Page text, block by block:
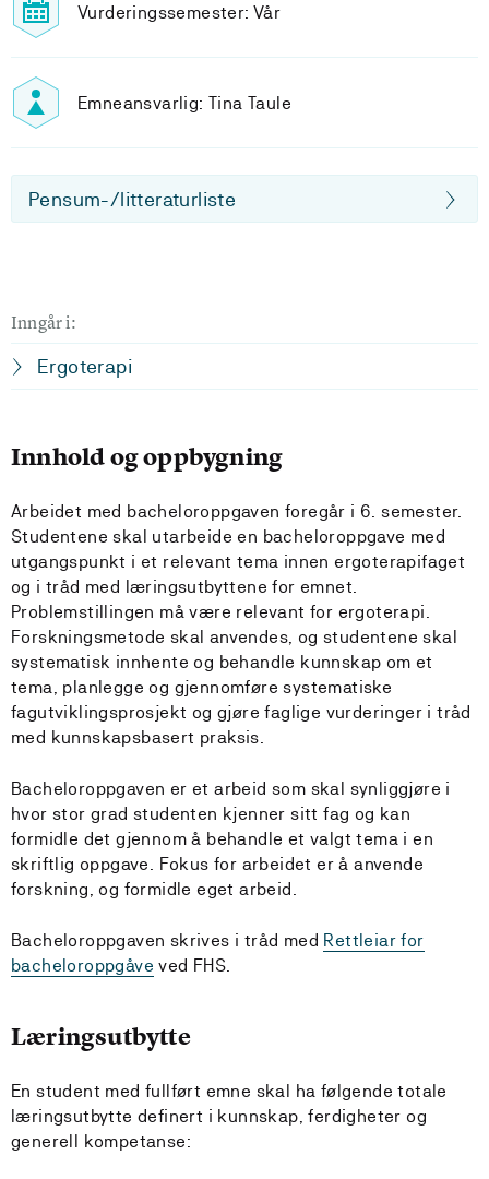
Vurderingssemester: Vår
Emneansvarlig: Tina Taule
Pensum-/litteraturliste
Inngår i:
Ergoterapi
Innhold og oppbygning
Arbeidet med bacheloroppgaven foregår i 6. semester.
Studentene skal utarbeide en bacheloroppgave med
utgangspunkt i et relevant tema innen ergoterapifaget
og i tråd med læringsutbyttene for emnet.
Problemstillingen må være relevant for ergoterapi.
Forskningsmetode skal anvendes, og studentene skal
systematisk innhente og behandle kunnskap om et
tema, planlegge og gjennomføre systematiske
fagutviklingsprosjekt og gjøre faglige vurderinger i tråd
med kunnskapsbasert praksis.
Bacheloroppgaven er et arbeid som skal synliggjøre i
hvor stor grad studenten kjenner sitt fag og kan
formidle det gjennom å behandle et valgt tema i en
skriftlig oppgave. Fokus for arbeidet er å anvende
forskning, og formidle eget arbeid.
Bacheloroppgaven skrives i tråd med Rettleiar for
bacheloroppgåve ved FHS.
Læringsutbytte
En student med fullført emne skal ha følgende totale
læringsutbytte definert i kunnskap, ferdigheter og
generell kompetanse: